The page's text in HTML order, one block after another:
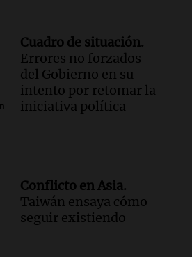
Renata
premiada a nivel
tiene muchas
Tucumán-Famagüeya
Marianela
a hombre con
en Rafaela durante
Cuadro de situación.
Errores no forzados
del Gobierno en su
intento por retomar la
iniciativa política
Conflicto en Asia.
Taiwán ensaya cómo
seguir existiendo